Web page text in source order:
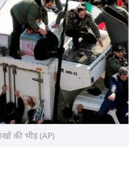
की भीड़ (AP)